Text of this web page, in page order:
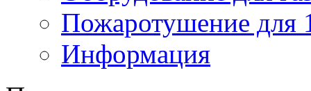
Пожаротушение для
Информация